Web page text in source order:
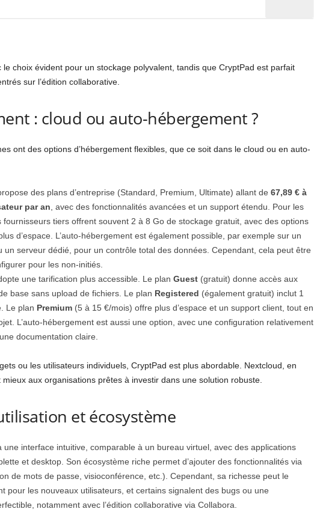
le choix évident pour un stockage polyvalent, tandis que CryptPad est parfait
sur l’édition collaborative.
: cloud ou auto-hébergement ?
ont des options d’hébergement flexibles, que ce soit dans le cloud ou en auto-
des plans d’entreprise (Standard, Premium, Ultimate) allant de 67,89 € à
par an , avec des fonctionnalités avancées et un support étendu. Pour les
fournisseurs tiers offrent souvent 2 à 8 Go de stockage gratuit, avec des options
d’espace. L’auto-hébergement est également possible, par exemple sur un
un serveur dédié, pour un contrôle total des données. Cependant, cela peut être
pour les non-initiés.
une tarification plus accessible. Le plan Guest(gratuit) donne accès aux
base sans upload de fichiers. Le plan Registered (également gratuit) inclut 1
Le plan Premium(5 à 15 €/mois) offre plus d’espace et un support client, tout en
L’auto-hébergement est aussi une option, avec une configuration relativement
documentation claire.
ou les utilisateurs individuels, CryptPad est plus abordable. Nextcloud, en
aux organisations prêtes à investir dans une solution robuste.
et écosystème
une interface intuitive, comparable à un bureau virtuel, avec des applications
et desktop. Son écosystème riche permet d’ajouter des fonctionnalités via
de mots de passe, visioconférence, etc.). Cependant, sa richesse peut le
pour les nouveaux utilisateurs, et certains signalent des bugs ou une
notamment avec l’édition collaborative via Collabora.